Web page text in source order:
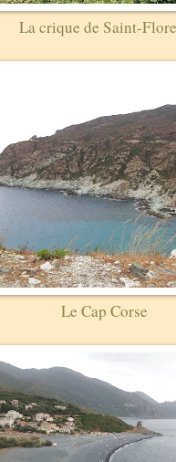
La crique de Saint-
Le Cap Corse